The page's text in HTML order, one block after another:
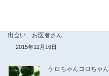
出会い お医者さん
2015年12月16日
ケロちゃんコロちゃん